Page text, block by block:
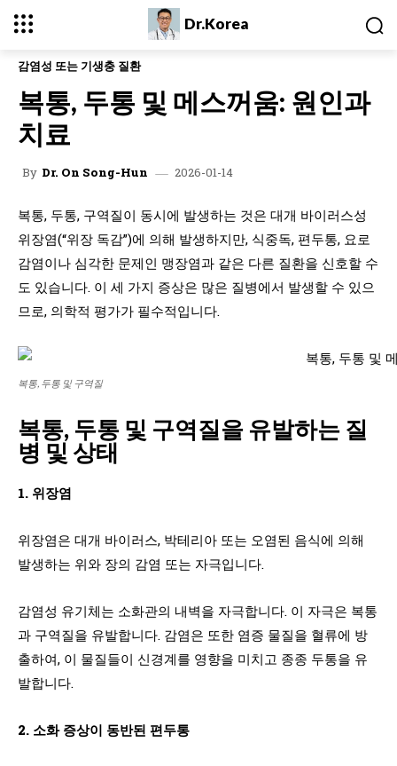
Dr.Korea
감염성 또는 기생충 질환
복통, 두통 및 메스꺼움: 원인과
치료
By Dr. On Song-Hun 2026-01-14
복통, 두통, 구역질이 동시에 발생하는 것은 대개 바이러스성
위장염(“위장 독감”)에 의해 발생하지만, 식중독, 편두통, 요로
감염이나 심각한 문제인 맹장염과 같은 다른 질환을 신호할 수
도 있습니다. 이 세 가지 증상은 많은 질병에서 발생할 수 있으
므로, 의학적 평가가 필수적입니다.
복통, 두통 및 구역질
복통, 두통 및 구역질을 유발하는 질
병 및 상태
1. 위장염
위장염은 대개 바이러스, 박테리아 또는 오염된 음식에 의해
발생하는 위와 장의 감염 또는 자극입니다.
감염성 유기체는 소화관의 내벽을 자극합니다. 이 자극은 복통
과 구역질을 유발합니다. 감염은 또한 염증 물질을 혈류에 방
출하여, 이 물질들이 신경계를 영향을 미치고 종종 두통을 유
발합니다.
2. 소화 증상이 동반된 편두통